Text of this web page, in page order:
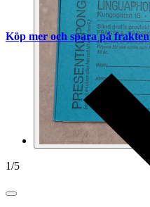
1/5
Köp mer och spara på frakten